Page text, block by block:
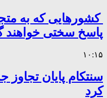
کشورهایی که به
پاسخ سختی خواهند
۱۰:۱۵
سنتکام پایان تجاوز
کرد